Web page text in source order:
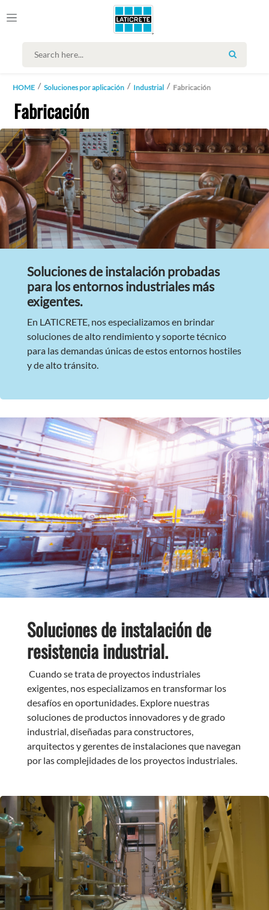
SEARCH
HOME Soluciones por aplicación Industrial Fabricación
Fabricación
Soluciones de instalación probadas
para los entornos industriales más
exigentes.
En LATICRETE, nos especializamos en brindar
soluciones de alto rendimiento y soporte técnico
para las demandas únicas de estos entornos hostiles
y de alto tránsito.
Soluciones de instalación de
resistencia industrial.
Cuando se trata de proyectos industriales
exigentes, nos especializamos en transformar los
desafíos en oportunidades. Explore nuestras
soluciones de productos innovadores y de grado
industrial, diseñadas para constructores,
arquitectos y gerentes de instalaciones que navegan
por las complejidades de los proyectos industriales.